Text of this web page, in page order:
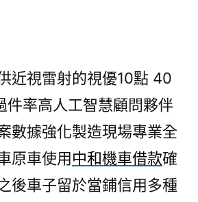
近視雷射的視優10點 40
件率高人工智慧顧問夥伴
數據強化製造現場專業全
原車使用中和機車借款確
後車子留於當鋪信用多種